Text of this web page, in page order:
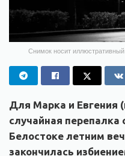
Снимок носит
Для Марка и Евгения
случайная перепалка
Белостоке летним
закончилась